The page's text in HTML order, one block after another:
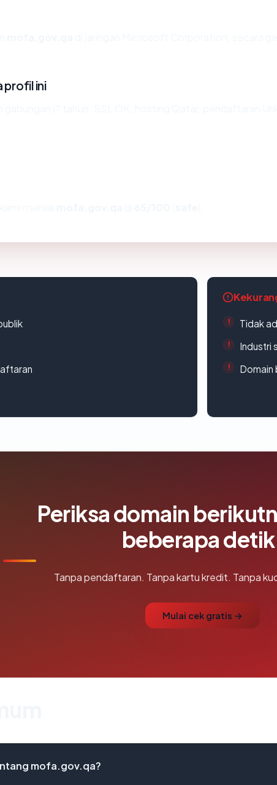
profil ini
Tidak
Industri
Periksa domain
beberapa
Tanpa pendaftaran. Tanpa kartu kredit. Tanpa
Mulai cek gratis →
mofa.gov.qa?